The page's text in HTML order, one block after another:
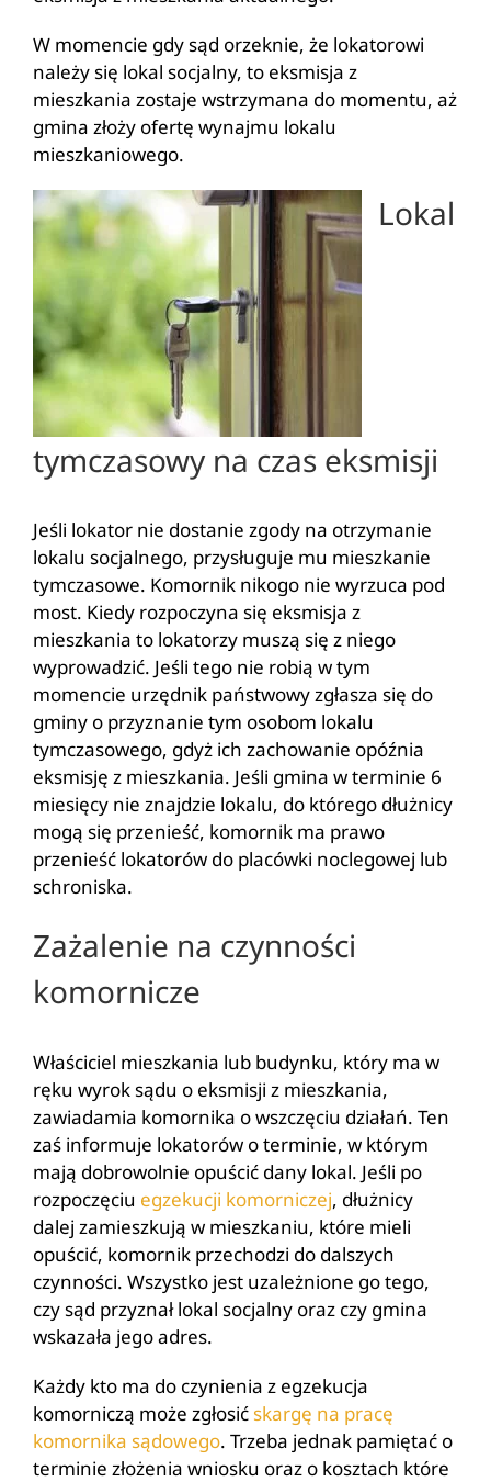
W momencie gdy sąd orzeknie, że lokatorowi
należy się lokal socjalny, to eksmisja z
mieszkania zostaje wstrzymana do momentu, aż
gmina złoży ofertę wynajmu lokalu
mieszkaniowego.
Lokal
tymczasowy na czas eksmisji
Jeśli lokator nie dostanie zgody na otrzymanie
lokalu socjalnego, przysługuje mu mieszkanie
tymczasowe. Komornik nikogo nie wyrzuca pod
most. Kiedy rozpoczyna się eksmisja z
mieszkania to lokatorzy muszą się z niego
wyprowadzić. Jeśli tego nie robią w tym
momencie urzędnik państwowy zgłasza się do
gminy o przyznanie tym osobom lokalu
tymczasowego, gdyż ich zachowanie opóźnia
eksmisję z mieszkania. Jeśli gmina w terminie 6
miesięcy nie znajdzie lokalu, do którego dłużnicy
mogą się przenieść, komornik ma prawo
przenieść lokatorów do placówki noclegowej lub
schroniska.
Zażalenie na czynności
komornicze
Właściciel mieszkania lub budynku, który ma w
ręku wyrok sądu o eksmisji z mieszkania,
zawiadamia komornika o wszczęciu działań. Ten
zaś informuje lokatorów o terminie, w którym
mają dobrowolnie opuścić dany lokal. Jeśli po
rozpoczęciu egzekucji komorniczej, dłużnicy
dalej zamieszkują w mieszkaniu, które mieli
opuścić, komornik przechodzi do dalszych
czynności. Wszystko jest uzależnione go tego,
czy sąd przyznał lokal socjalny oraz czy gmina
wskazała jego adres.
Każdy kto ma do czynienia z egzekucja
komorniczą może zgłosić skargę na pracę
komornika sądowego. Trzeba jednak pamiętać o
terminie złożenia wniosku oraz o kosztach które